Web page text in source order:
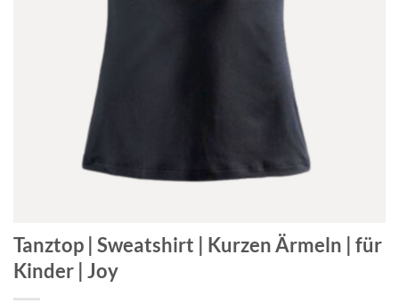
Tanztop | Sweatshirt | Kurzen Ärmeln | für
Kinder | Joy